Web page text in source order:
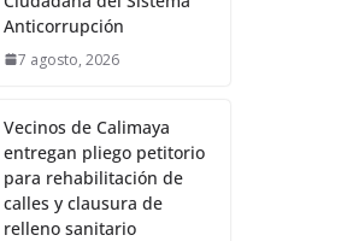
Anticorrupción
7 agosto, 2026
Vecinos de Calimaya
entregan pliego petitorio
para rehabilitación de
calles y clausura de
relleno sanitario